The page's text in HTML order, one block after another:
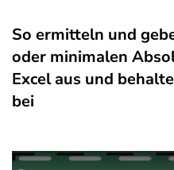
So ermitteln und
oder minimalen
Excel aus und
bei